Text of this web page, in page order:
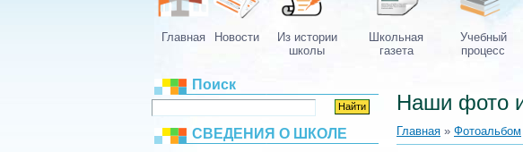
Главная Новости
Из истории
школы
Школьная
газета
Учебный
процесс
Поиск
СВЕДЕНИЯ О ШКОЛЕ
Наши фото
Главная » Фотоальбом